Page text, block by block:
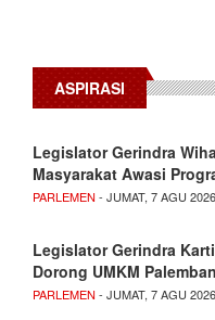
ASPIRASI
Legislator Gerindra
Masyarakat Awasi
PARLEMEN - JUMAT, 7 AGU 2026
Legislator Gerindra
Dorong UMKM
PARLEMEN - JUMAT, 7 AGU 2026